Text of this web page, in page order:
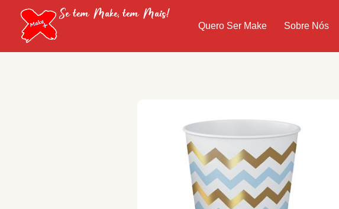
Se tem Make, tem Mais!
Quero Ser Make Sobre Nós